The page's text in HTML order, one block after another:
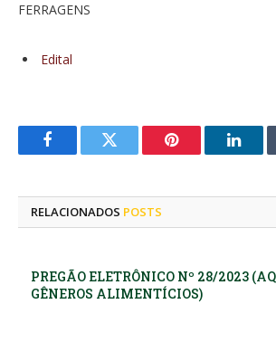
FERRAGENS
Edital
FacebookTwitter Pinterest
RELACIONADOS POSTS
PREGÃO ELETRÔNICO Nº 28/2023
GÊNEROS ALIMENTÍCIOS)